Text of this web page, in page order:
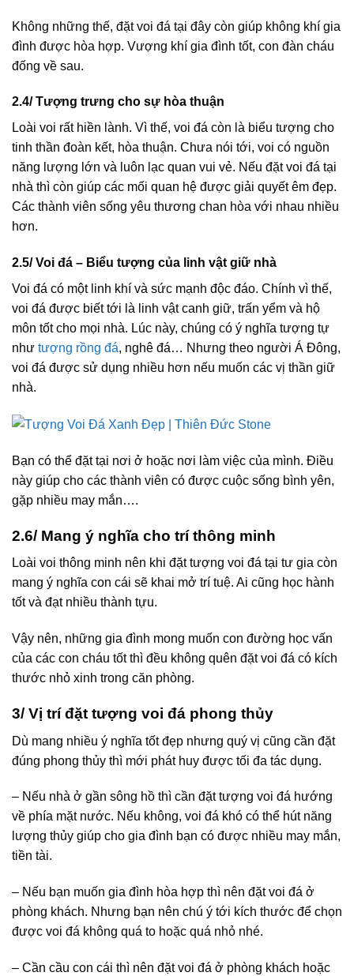
Không những thế, đặt voi đá tại đây còn giúp không khí gia
đình được hòa hợp. Vượng khí gia đình tốt, con đàn cháu
đống về sau.
2.4/ Tượng trưng cho sự hòa thuận
Loài voi rất hiền lành. Vì thế, voi đá còn là biểu tượng cho
tinh thần đoàn kết, hòa thuận. Chưa nói tới, voi có nguồn
năng lượng lớn và luôn lạc quan vui vẻ. Nếu đặt voi đá tại
nhà thì còn giúp các mối quan hệ được giải quyết êm đẹp.
Các thành viên sống yêu thương chan hòa với nhau nhiều
hơn.
2.5/ Voi đá – Biểu tượng của linh vật giữ nhà
Voi đá có một linh khí và sức mạnh độc đáo. Chính vì thế,
voi đá được biết tới là linh vật canh giữ, trấn yểm và hộ
môn tốt cho mọi nhà. Lúc này, chúng có ý nghĩa tượng tự
như tượng rồng đá, nghê đá… Nhưng theo người Á Đông,
voi đá được sử dụng nhiều hơn nếu muốn các vị thần giữ
nhà.
Bạn có thể đặt tại nơi ở hoặc nơi làm việc của mình. Điều
này giúp cho các thành viên có được cuộc sống bình yên,
gặp nhiều may mắn….
2.6/ Mang ý nghĩa cho trí thông minh
Loài voi thông minh nên khi đặt tượng voi đá tại tư gia còn
mang ý nghĩa con cái sẽ khai mở trí tuệ. Ai cũng học hành
tốt và đạt nhiều thành tựu.
Vậy nên, những gia đình mong muốn con đường học vấn
của các con cháu tốt thì đều không quên đặt voi đá có kích
thước nhỏ xinh trong căn phòng.
3/ Vị trí đặt tượng voi đá phong thủy
Dù mang nhiều ý nghĩa tốt đẹp nhưng quý vị cũng cần đặt
đúng phong thủy thì mới phát huy được tối đa tác dụng.
– Nếu nhà ở gần sông hồ thì cần đặt tượng voi đá hướng
về phía mặt nước. Nếu không, voi đá khó có thể hút năng
lượng thủy giúp cho gia đình bạn có được nhiều may mắn,
tiền tài.
– Nếu bạn muốn gia đình hòa hợp thì nên đặt voi đá ở
phòng khách. Nhưng bạn nên chú ý tới kích thước để chọn
được voi đá không quá to hoặc quá nhỏ nhé.
– Cần cầu con cái thì nên đặt voi đá ở phòng khách hoặc